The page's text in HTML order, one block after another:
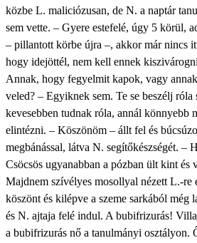
közbe L. maliciózusan, de N. a naptár
sem vette. – Gyere estefelé, úgy 5 körül,
– pillantott körbe újra –, akkor már nincs
hogy idejöttél, nem kell ennek
Annak, hogy fegyelmit kapok, vagy
veled? – Egyiknek sem. Te se beszélj róla
kevesebben tudnak róla, annál könnyebb
elintézni. – Köszönöm – állt fel és
megbánással, látva N. segítőkészségét. –
Csöcsös ugyanabban a pózban ült kint és
Majdnem szívélyes mosollyal nézett L.-re
köszönt és kilépve a szeme sarkából még
és N. ajtaja felé indul. A bubifrizurás!
a bubifrizurás nő a tanulmányi osztályon.